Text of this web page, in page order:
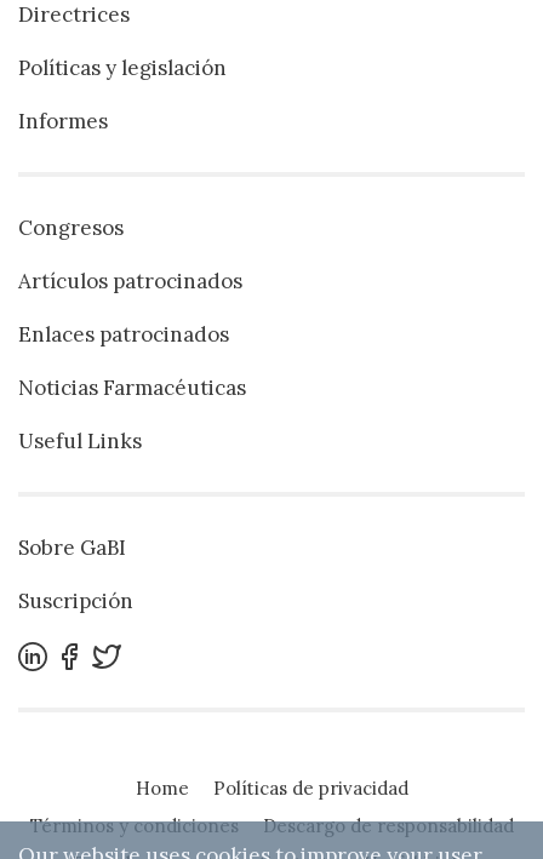
Directrices
Políticas y legislación
Informes
Congresos
Artículos patrocinados
Enlaces patrocinados
Noticias Farmacéuticas
Useful Links
Sobre GaBI
Suscripción
Home
Políticas de privacidad
Términos y condiciones
Descargo de responsabilidad